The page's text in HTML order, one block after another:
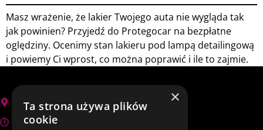
Masz wrażenie, że lakier Twojego auta nie wygląda tak
jak powinien? Przyjedź do Protegocar na bezpłatne
oględziny. Ocenimy stan lakieru pod lampą detailingową
i powiemy Ci wprost, co można poprawić i ile to zajmie.
Zielona Góra, Zawada-Torfowa 2
Poniedziałek – Piątek 10:00 – 18:00
×
Ta strona używa plików
cookie